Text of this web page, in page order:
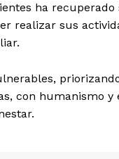
ha recuperado
realizar sus
con humanismo y